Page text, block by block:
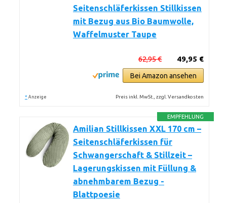
Seitenschläferkissen Stillkissen
mit Bezug aus Bio Baumwolle,
Waffelmuster Taupe
49,95 €
62,95 €
Bei Amazon ansehen
* Anzeige Preis inkl. MwSt., zzgl. Versandkosten
EMPFEHLUNG
Amilian Stillkissen XXL 170 cm –
Seitenschläferkissen für
Schwangerschaft & Stillzeit –
Lagerungskissen mit Füllung &
abnehmbarem Bezug -
Blattpoesie